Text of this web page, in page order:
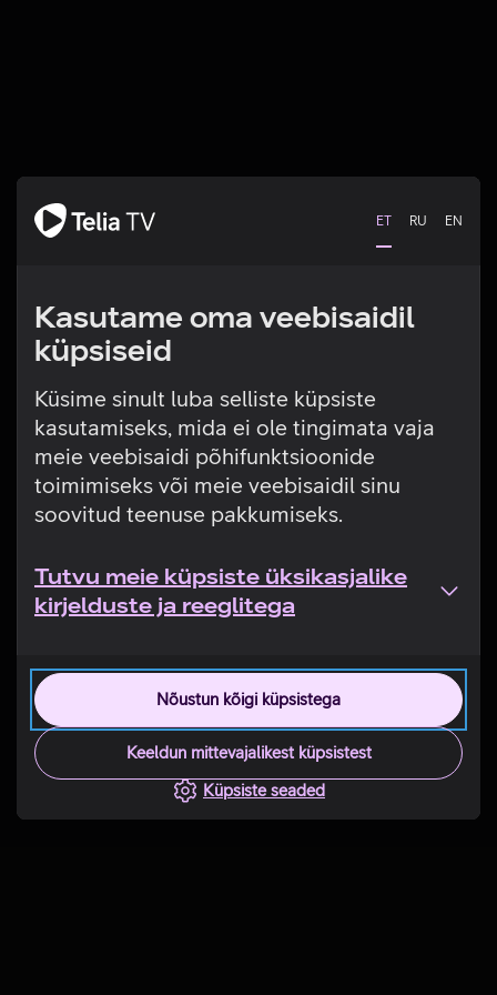
ET RU EN
Kasutame oma veebisaidil
küpsiseid
Küsime sinult luba selliste küpsiste
kasutamiseks, mida ei ole tingimata vaja
meie veebisaidi põhifunktsioonide
toimimiseks või meie veebisaidil sinu
soovitud teenuse pakkumiseks.
Tutvu meie küpsiste üksikasjalike
kirjelduste ja reeglitega
Nõustun kõigi küpsistega
Keeldun mittevajalikest küpsistest
Küpsiste seaded
Tehniline viga